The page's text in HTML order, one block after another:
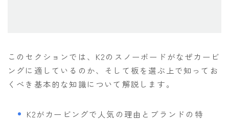
SALOMON
ゴーグル
anon.
このセクションでは、K2のスノーボードがなぜカービ
ングに適しているのか、そして板を選ぶ上で知ってお
くべき基本的な知識について解説します。
K2がカービングで人気の理由とブランドの特